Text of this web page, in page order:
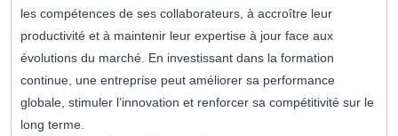
les compétences de ses collaborateurs, à accroître leur
productivité et à maintenir leur expertise à jour face aux
évolutions du marché. En investissant dans la formation
continue, une entreprise peut améliorer sa performance
globale, stimuler l’innovation et renforcer sa compétitivité sur le
long terme.